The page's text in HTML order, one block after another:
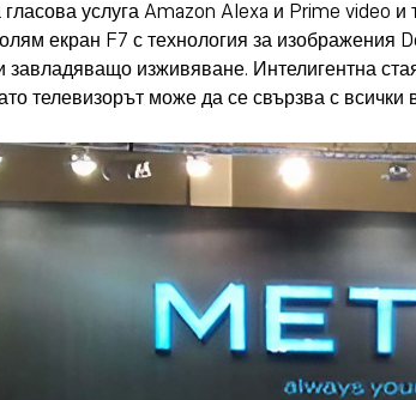
гласова услуга Amazon Alexa и Prime video
екран F7 с технология за
завладяващо изживяване. Интелигентна
телевизорът може да се свързва с